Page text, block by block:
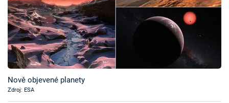
Pořady
TV Program
Časopis
Sledujte prima+
Nově objevené planety
Zdroj: ESA